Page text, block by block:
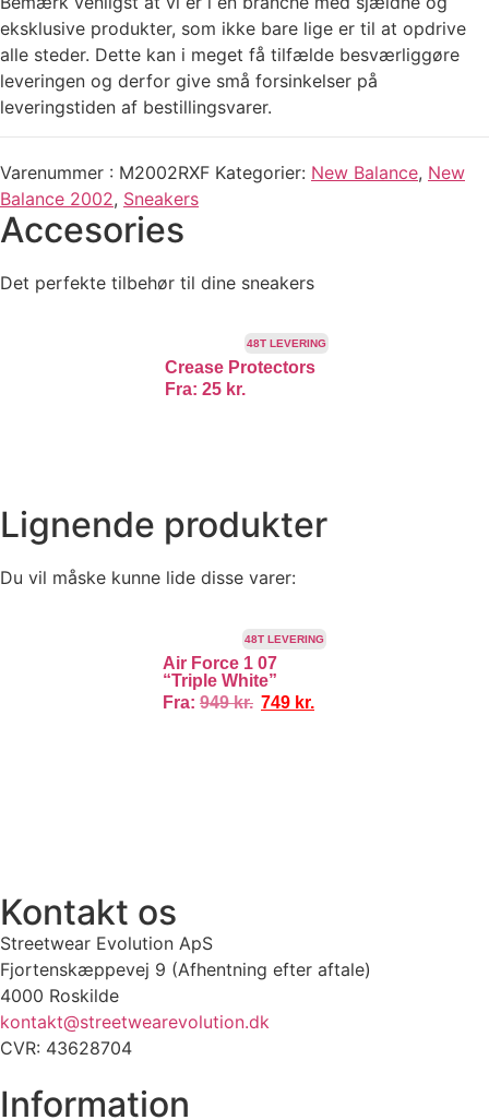
eksklusive produkter, som ikke bare lige er til at opdrive
alle steder. Dette kan i meget få tilfælde besværliggøre
leveringen og derfor give små forsinkelser på
leveringstiden af bestillingsvarer.
Varenummer M2002RXF Kategorier New Balance, New
Balance 2002, Sneakers
Accesories
Det perfekte tilbehør til dine sneakers
48T LEVERING
Crease Protectors
Fra: 25 kr.
Lignende produkter
Du vil måske kunne lide disse varer:
48T LEVERING
Air Force 1 07
“Triple White”
Fra: 949kr. 749 kr.
Kontakt os
Streetwear Evolution ApS
Fjortenskæppevej 9 (Afhentning efter aftale)
4000 Roskilde
kontakt@streetwearevolution.dk
CVR: 43628704
Information